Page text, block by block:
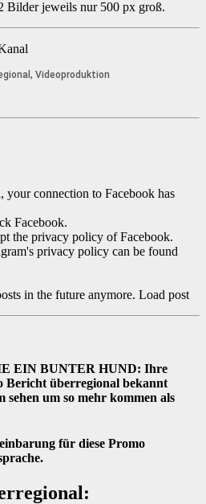
Bilder jeweils nur 500 px groß.
your connection to Facebook has
Facebook.
the privacy policy of Facebook.
privacy policy can be found
in the future anymore. Load post
EIN BUNTER HUND: Ihre
Bericht überregional bekannt
sehen um so mehr kommen als
für diese Promo